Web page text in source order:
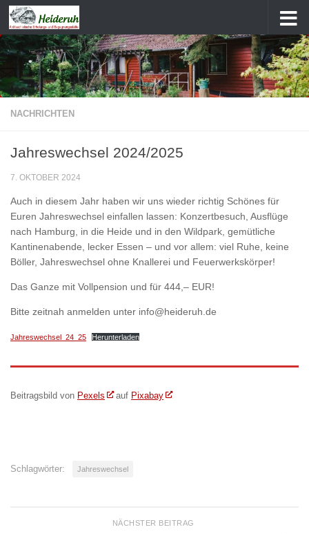
Zum Inhalt springen
NACHRICHTEN
Jahreswechsel 2024/2025
7. OKTOBER 2024
Auch in diesem Jahr haben wir uns wieder richtig Schönes für
Euren Jahreswechsel einfallen lassen: Konzertbesuch, Ausflüge
nach Hamburg, in die Heide und in den Wildpark, gemütliche
Kantinenabende, lecker Essen – und vor allem: viel Ruhe, keine
Böller, Jahreswechsel ohne Knallerei und Feuerwerkskörper!
Das Ganze mit Vollpension und für 444,– EUR!
Bitte zeitnah anmelden unter info@heideruh.de
Jahreswechsel_24_25 Herunterladen
Beitragsbild von Pexels auf Pixabay
Schlagwörter: Jahreswechsel
NÄCHSTER BEITRAG